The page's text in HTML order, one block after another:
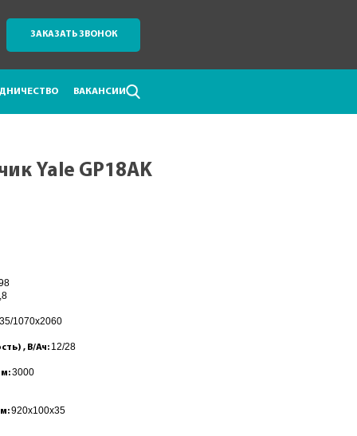
ЗАКАЗАТЬ ЗВОНОК
ВАКАНСИИ
Yale GP18AK
1070x2060
, В/Ач: 12/28
3000
920x100x35